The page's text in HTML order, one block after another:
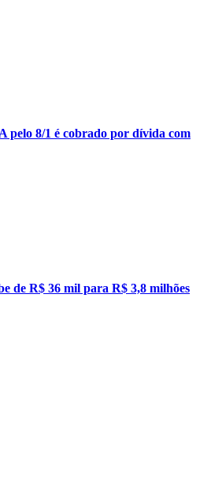
pelo 8/1 é cobrado por dívida com
de R$ 36 mil para R$ 3,8 milhões